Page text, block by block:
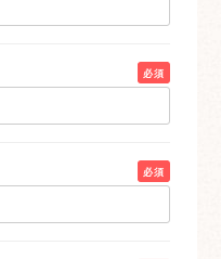
必須
必須